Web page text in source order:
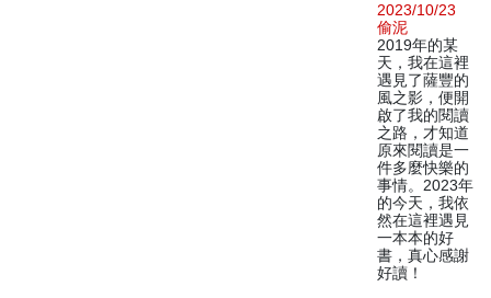
2023/10/23
偷泥
2019年的某
天，我在這裡
遇見了薩豐的
風之影，便開
啟了我的閱讀
之路，才知道
原來閱讀是一
件多麼快樂的
事情。2023年
的今天，我依
然在這裡遇見
一本本的好
書，真心感謝
好讀！